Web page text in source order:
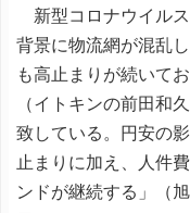
新型コロナウイル
背景に物流網が混乱
も高止まりが続いて
（イトキンの前田和
致している。円安の
止まりに加え、人件
ンドが継続する」（